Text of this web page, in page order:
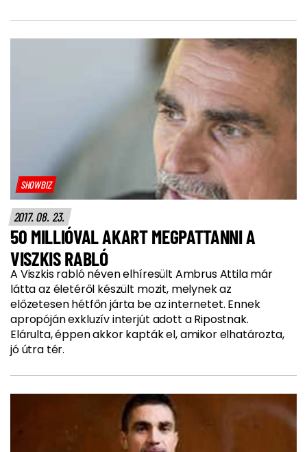
SHOWBIZ
2017. 08. 23.
50 MILLIÓVAL AKART MEGPATTANNI A
VISZKIS RABLÓ
A Viszkis rabló néven elhíresült Ambrus Attila már
látta az életéről készült mozit, melynek az
előzetesen hétfőn járta be az internetet. Ennek
apropóján exkluzív interjút adott a Ripostnak.
Elárulta, éppen akkor kapták el, amikor elhatározta,
jó útra tér.